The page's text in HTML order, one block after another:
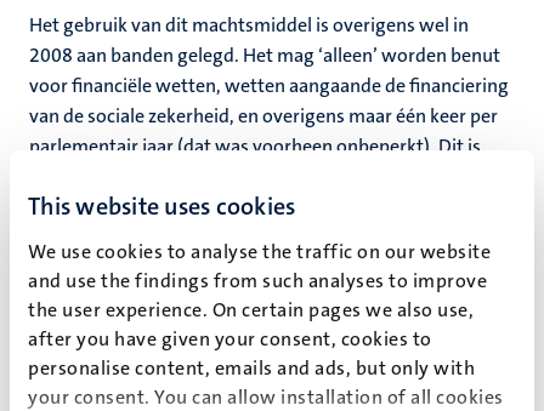
This website uses cookies
We use cookies to analyse the traffic on our website
and use the findings from such analyses to improve
the user experience. On certain pages we also use,
after you have given your consent, cookies to
personalise content, emails and ads, but only with
your consent. You can allow installation of all cookies
Het gebruik van dit machtsmiddel is overigens wel in
2008 aan banden gelegd. Het mag ‘alleen’ worden benut
voor financiële wetten, wetten aangaande de financiering
van de sociale zekerheid, en overigens maar één keer per
parlementair jaar (dat was voorheen onbeperkt). Dit is
Voorafgaand aan dit voorstel (de wet El Khomri of de Loi
Grondwet 85 keren eerder benut sinds de
inwerkingtreding van de grondwet in 1958, waarbij het
ging om 50 wetsvoorstellen. In al die 50 gevallen zijn er
evenzovele moties van wantrouwen ingediend, waarvan
er geen enkele is aangenomen.